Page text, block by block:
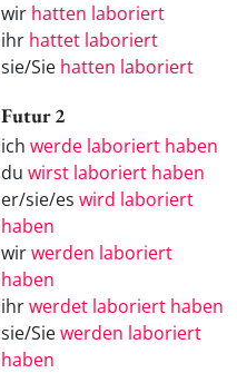
wir hatten laboriert
ihr hattet laboriert
sie/Sie hatten laboriert
Futur 2
ich werde laboriert haben
du wirst laboriert haben
er/sie/es wird laboriert
haben
wirwerden laboriert
haben
ihrwerdet laboriert haben
sie/Siewerden laboriert
haben